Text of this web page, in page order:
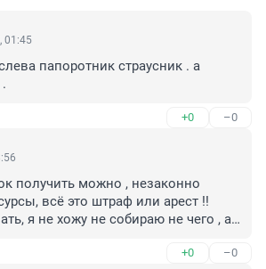
01:45
папоротник страусник . а
+0 –0
получить можно , незаконно
всё это штраф или арест !!
я не хожу не собираю не чего , а
+0 –0